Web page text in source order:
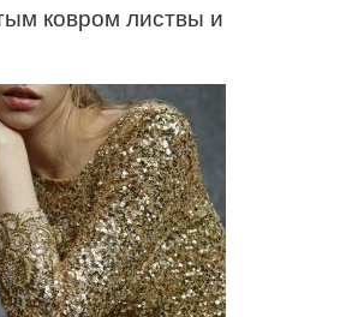
ковром листвы и